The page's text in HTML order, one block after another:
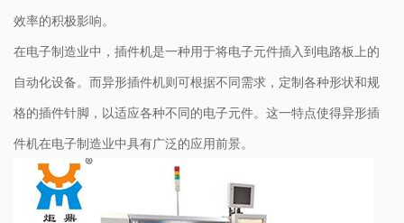
效率的积极影响。
在电子制造业中，插件机是一种用于将电子元件插入到电路板上的
自动化设备。而异形插件机则可根据不同需求，定制各种形状和规
格的插件针脚，以适应各种不同的电子元件。这一特点使得异形插
件机在电子制造业中具有广泛的应用前景。